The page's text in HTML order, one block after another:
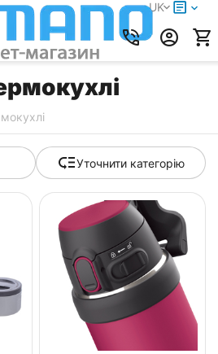
UK
Уточнити категорію